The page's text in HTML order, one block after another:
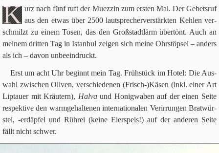
K urz nach fünf ruft der Muez­zin zum ersten Mal. Der Gebets­ruf
aus den etwas über 2500 laut­spre­cher­ver­stärk­ten Keh­len ver­
schmilzt zu einem Tosen, das den Groß­stadt­lärm über­tönt. Auch an
mei­nem drit­ten Tag in Istan­bul zei­gen sich meine Ohr­stöp­sel – anders
als ich – davon unbeeindruckt.
Erst um acht Uhr beginnt mein Tag. Früh­stück im Hotel: Die Aus­
wahl zwi­schen Oli­ven, ver­schie­de­nen (Frisch-)Käsen (inkl. einer Art
Lip­t­auer mit Kräu­tern), Halvaund Honig­wa­ben auf der einen Seite
respek­tive den warm­ge­hal­te­nen inter­na­tio­na­len Ver­ir­run­gen Brat­wür­
stel, ‑erd­äp­fel und Rührei (keine Eier­speis!) auf der ande­ren Seite
fällt nicht schwer.